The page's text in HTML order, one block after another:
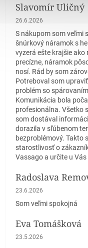
Slavomír Uličný
Hodnotenie obchodu je
26.6.2026
S nákupom som veľmi
šnúrkový náramok s
vyzerá ešte krajšie
precízne, náramok
nosí. Rád by som
Potreboval som
problém so
Komunikácia bola
profesionálna. Všetko
som dostával
dorazila v sľúbenom
bezproblémový. Takto
starostlivosť o
Vassago a určite u
Radoslava
Hodnotenie obchodu je
23.6.2026
Som veľmi spokojná
Eva Tomášková
Hodnotenie obchodu je
23.5.2026